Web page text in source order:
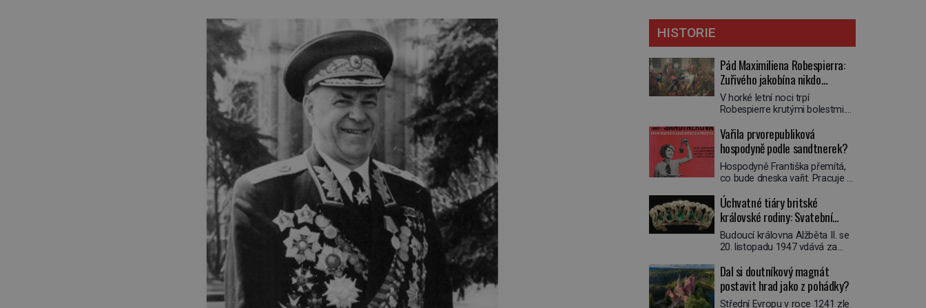
HISTORIE
Pád Maximiliena Robespierra:
Zuřivého jakobína nikdo
nelitoval?
V horké letní noci trpí
Robespierre krutými bolestmi.
víří kolotoč myšlenek. Když se
probere z mdlob, vzpomene si
na jednu z pařížských
jasnovidek, kterou před lety
navštívil. Prorokovala mu
vysmál. „Robespierre to
dotáhne hodně daleko,“
prohlásil o něm jiný významný
francouzský revolucionář,
Honoré de Mirabeau […]
Vařila prvorepubliková
hospodyně podle sandtnerek?
Hospodyně Františka přemítá,
co bude dneska vařit. Pracuje v
mlsný jazýček. Zalistuje proto
rychle v jedné ze „sandtnerek“.
„Zaplaťpánbůh, že už
nemusíme chodit s lístky,“
povzdechne si směrem ke
ruce. Ještě v prvních letech
nové republiky fungoval kvůli
nedostatku zboží přídělový
Úchvatné tiáry britské
královské rodiny: Svatební
klenot Alžbětě II. praskl
Budoucí královna Alžběta II. se
20. listopadu 1947 vdává za
Mountbattena. Aby měla na
obřad ve Westminsteru podle
tradice „něco vypůjčeného“, její
Dal si doutníkový magnát
postavit hrad jako z pohádky?
Střední Evropu v roce 1241 zle